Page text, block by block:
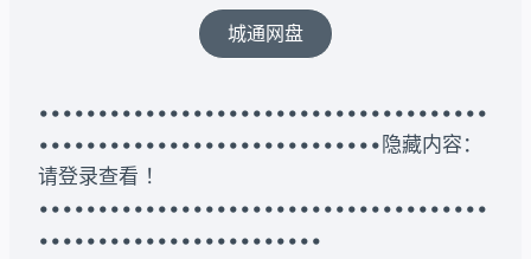
城通网盘
••••••••••••••••••••••••••••••••••••••
•••••••••••••••••••••••••••••隐藏内容：
请登录查看 ！
••••••••••••••••••••••••••••••••••••••
••••••••••••••••••••••••